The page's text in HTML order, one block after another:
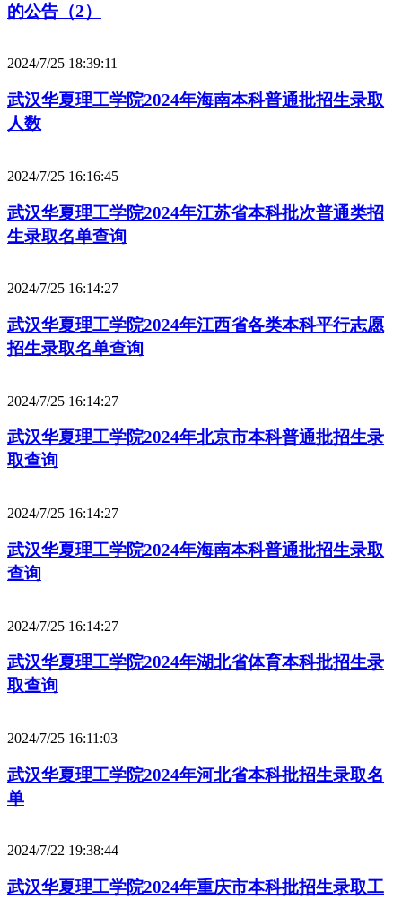
的公告（2）
2024/7/25 18:39:11
武汉华夏理工学院2024年海南本科普通批招生录取
人数
2024/7/25 16:16:45
武汉华夏理工学院2024年江苏省本科批次普通类招
生录取名单查询
2024/7/25 16:14:27
武汉华夏理工学院2024年江西省各类本科平行志愿
招生录取名单查询
2024/7/25 16:14:27
武汉华夏理工学院2024年北京市本科普通批招生录
取查询
2024/7/25 16:14:27
武汉华夏理工学院2024年海南本科普通批招生录取
查询
2024/7/25 16:14:27
武汉华夏理工学院2024年湖北省体育本科批招生录
取查询
2024/7/25 16:11:03
武汉华夏理工学院2024年河北省本科批招生录取名
单
2024/7/22 19:38:44
武汉华夏理工学院2024年重庆市本科批招生录取工